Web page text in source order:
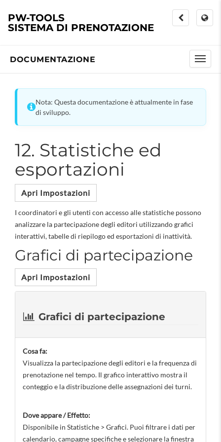
PW-TOOLS
SISTEMA DI PRENOTAZIONE
DOCUMENTAZIONE
Nota: Questa documentazione è attualmente in fase
di sviluppo.
12. Statistiche ed
esportazioni
Apri Impostazioni
I coordinatori e gli utenti con accesso alle statistiche possono
analizzare la partecipazione degli editori utilizzando grafici
interattivi, tabelle di riepilogo ed esportazioni di inattività.
Grafici di partecipazione
Apri Impostazioni
Grafici di partecipazione
Cosa fa:
Visualizza la partecipazione degli editori e la frequenza di
prenotazione nel tempo. Il grafico interattivo mostra il
conteggio e la distribuzione delle assegnazioni dei turni.
Dove appare / Effetto:
Disponibile in Statistiche > Grafici. Puoi filtrare i dati per
calendario, campagne specifiche e selezionare la finestra